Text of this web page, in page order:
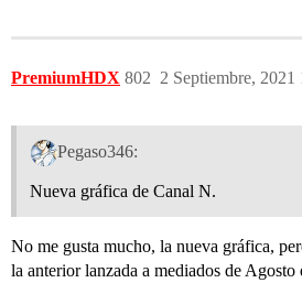
PremiumHDX 2 Septiembre, 2021
802
Pegaso346:
Nueva gráfica de Canal N.
No me gusta mucho, la nueva gráfica,
la anterior lanzada a mediados de